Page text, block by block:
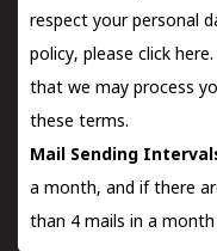
respect your personal
policy, please click here.
that we may process
these terms.
Mail Sending
a month, and if there
than 4 mails in a